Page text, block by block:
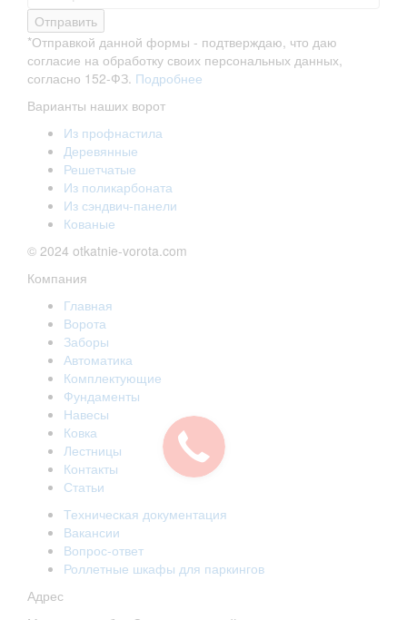
Отправить
*Отправкой данной формы - подтверждаю, что даю
согласие на обработку своих персональных данных,
согласно 152-ФЗ. Подробнее
Варианты наших ворот
Из профнастила
Деревянные
Решетчатые
Из поликарбоната
Из сэндвич-панели
Кованые
© 2024 otkatnie-vorota.com
Компания
Главная
Ворота
Заборы
Автоматика
Комплектующие
Фундаменты
Навесы
Ковка
Лестницы
Контакты
Статьи
Техническая документация
Вакансии
Вопрос-ответ
Роллетные шкафы для паркингов
Адрес